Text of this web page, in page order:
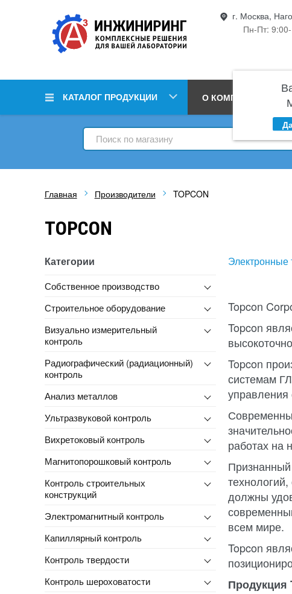
г. Москва,
Пн-Пт:
КАТАЛОГ ПРОДУКЦИИ О КОМПАНИИ
Главная Производители TOPCON
TOPCON
Категории
Собственное производство
Строительное оборудование
Визуально измерительный
контроль
Радиографический (радиационный)
контроль
Анализ металлов
Ультразвуковой контроль
Вихретоковый контроль
Магнитопорошковый контроль
Контроль строительных
конструкций
Электромагнитный контроль
Капиллярный контроль
Контроль твердости
Контроль шероховатости
Электронные
Topcon
Topcon
Topcon
системам
работах на
должны
всем мире.
Topcon
Продукция